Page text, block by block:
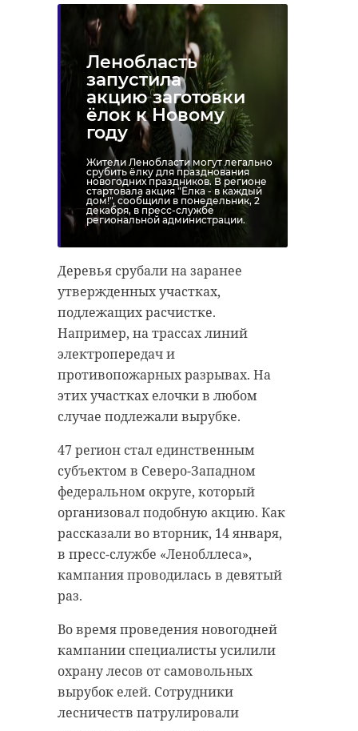
Ленобласть
запустила
акцию заготовки
ёлок к Новому
году
Жители Ленобласти могут легально
срубить ёлку для празднования
новогодних праздников. В регионе
стартовала акция "Ёлка - в каждый
дом!", сообщили в понедельник, 2
декабря, в пресс-службе
региональной администрации.
Деревья срубали на заранее
утвержденных участках,
подлежащих расчистке.
Например, на трассах линий
электропередач и
противопожарных разрывах. На
этих участках елочки в любом
случае подлежали вырубке.
47 регион стал единственным
субъектом в Северо-Западном
федеральном округе, который
организовал подобную акцию. Как
рассказали во вторник, 14 января,
в пресс-службе «Ленобллеса»,
кампания проводилась в девятый
раз.
Во время проведения новогодней
кампании специалисты усилили
охрану лесов от самовольных
вырубок елей. Сотрудники
лесничеств патрулировали